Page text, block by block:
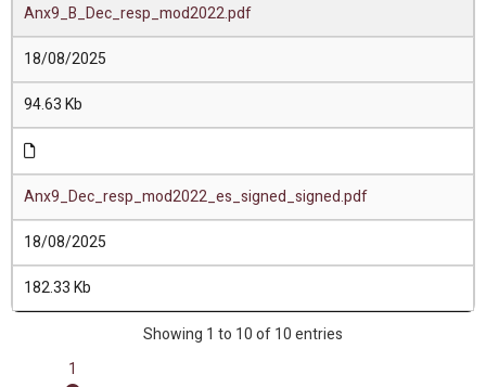
Anx9_B_Dec_resp_mod2022.pdf
18/08/2025
94.63 Kb
Anx9_Dec_resp_mod2022_es_signed_signed.pdf
18/08/2025
182.33 Kb
Showing 1 to 10 of 10 entries
1